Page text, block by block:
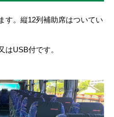
す。縦12列補助席はついてい
はUSB付です。